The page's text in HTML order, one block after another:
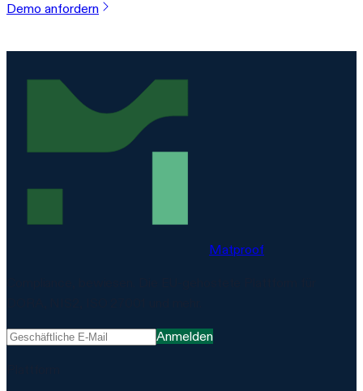
Demo anfordern
Matproof
Anmelden